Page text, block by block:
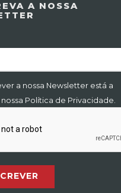
A NOSSA
a nossa Newsletter está a
Política de Privacidade.